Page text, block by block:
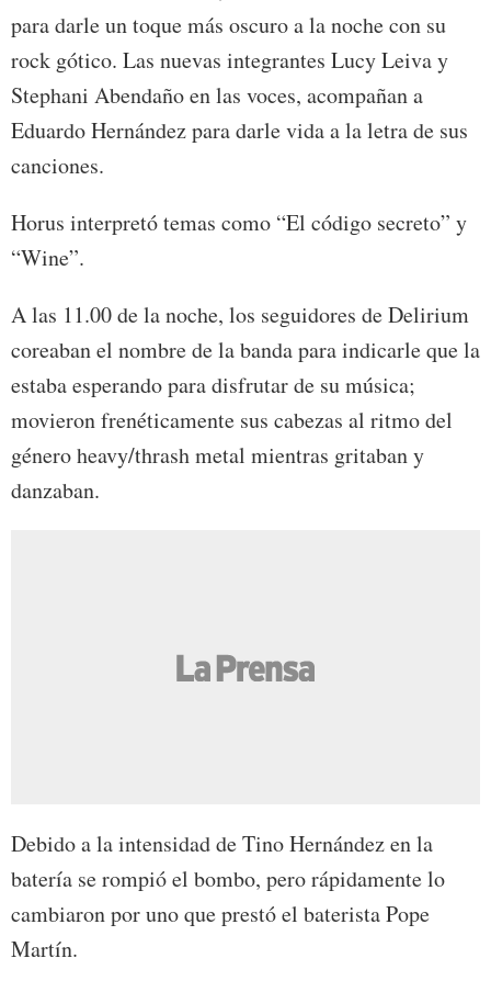
para darle un toque más oscuro a la noche con su
rock gótico. Las nuevas integrantes Lucy Leiva y
Stephani Abendaño en las voces, acompañan a
Eduardo Hernández para darle vida a la letra de sus
canciones.
Horus interpretó temas como “El código secreto” y
“Wine”.
A las 11.00 de la noche, los seguidores de Delirium
coreaban el nombre de la banda para indicarle que la
estaba esperando para disfrutar de su música;
movieron frenéticamente sus cabezas al ritmo del
género heavy/thrash metal mientras gritaban y
danzaban.
Debido a la intensidad de Tino Hernández en la
batería se rompió el bombo, pero rápidamente lo
cambiaron por uno que prestó el baterista Pope
Martín.